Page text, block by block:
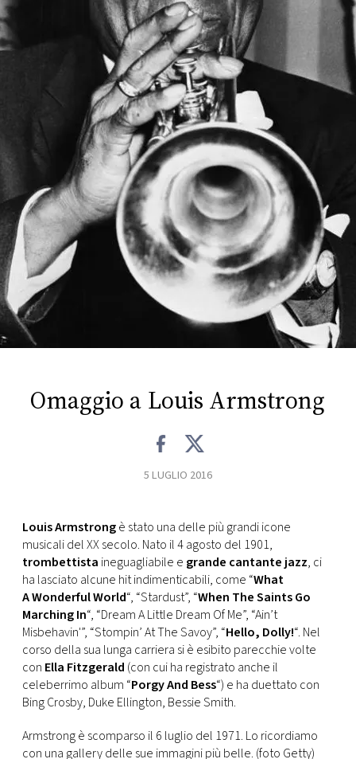
CONCORSI
EVENTI
VIDEO
TV
PRINCIPATO
DI
MONACO
RMC
Omaggio a Louis Armstrong
5 LUGLIO 2016
Louis Armstrongè stato una delle più grandi icone
musicali del XX secolo. Nato il 4 agosto del 1901,
trombettista ineguagliabile e grande cantante jazz, ci
ha lasciato alcune hit indimenticabili, come “What
A Wonderful World“, “Stardust”, “When The Saints Go
Marching In“, “Dream A Little Dream Of Me”, “Ain’t
Misbehavin'”, “Stompin’ At The Savoy”, “Hello, Dolly!“. Nel
corso della sua lunga carriera si è esibito parecchie volte
con Ella Fitzgerald (con cui ha registrato anche il
celeberrimo album “Porgy And Bess“) e ha duettato con
Bing Crosby, Duke Ellington, Bessie Smith.
Armstrong è scomparso il 6 luglio del 1971. Lo ricordiamo
con una gallery delle sue immagini più belle. (foto Getty)